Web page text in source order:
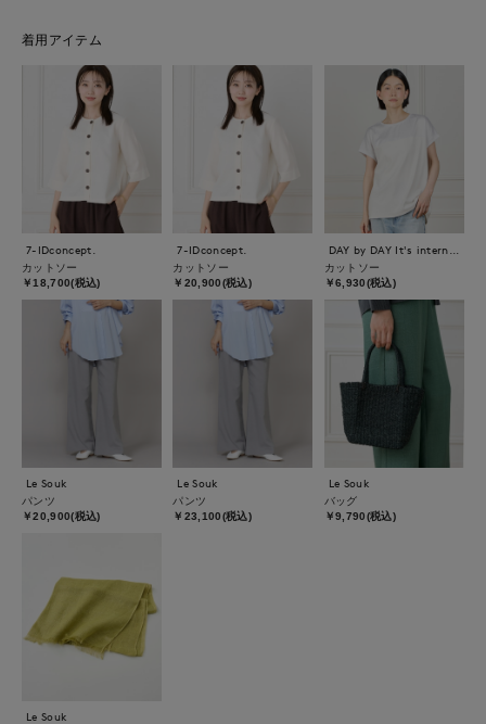
着用アイテム
7-IDconcept.
カットソー
￥18,700(税込)
7-IDconcept.
カットソー
￥20,900(税込)
カットソー
￥6,930(税込)
Le Souk
パンツ
￥20,900(税込)
Le Souk
パンツ
￥23,100(税込)
Le Souk
バッグ
￥9,790(税込)
Le Souk